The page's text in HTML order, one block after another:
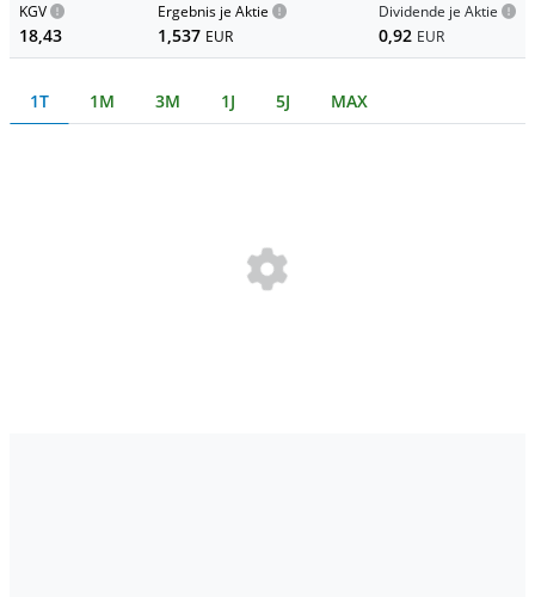
KGV
18,43
Ergebnis je Aktie
1,537 EUR
Dividende je Aktie
0,92 EUR
1T 1M 3M 1J 5J MAX